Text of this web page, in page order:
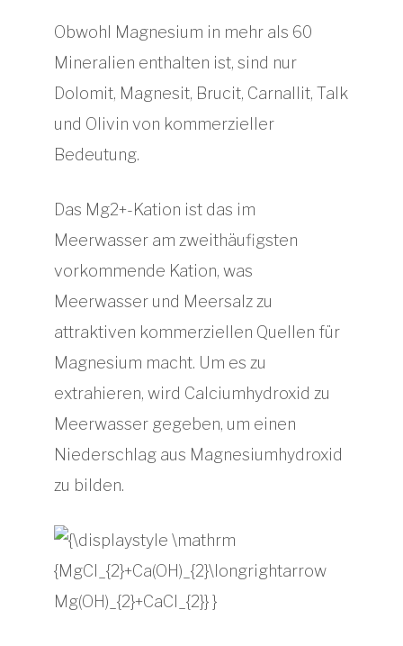
Obwohl Magnesium in mehr als 60
Mineralien enthalten ist, sind nur
Dolomit, Magnesit, Brucit, Carnallit, Talk
und Olivin von kommerzieller
Bedeutung.
Das Mg2+-Kation ist das im
Meerwasser am zweithäufigsten
vorkommende Kation, was
Meerwasser und Meersalz zu
attraktiven kommerziellen Quellen für
Magnesium macht. Um es zu
extrahieren, wird Calciumhydroxid zu
Meerwasser gegeben, um einen
Niederschlag aus Magnesiumhydroxid
zu bilden.